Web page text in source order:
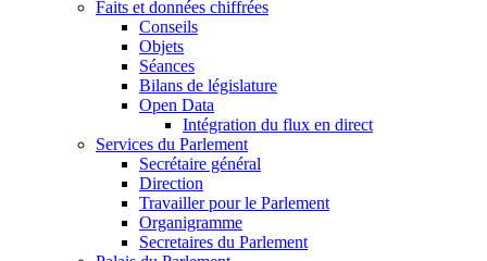
Faits et données chiffrées
Conseils
Objets
Séances
Bilans de législature
Open Data
Intégration du flux en direct
Services du Parlement
Secrétaire général
Direction
Travailler pour le Parlement
Organigramme
Secretaires du Parlement